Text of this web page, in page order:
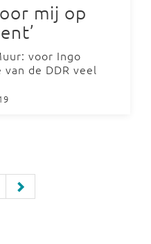
mij op
voor Ingo
de DDR veel